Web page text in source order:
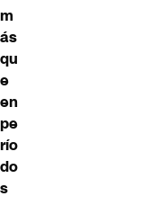
m
ás
qu
e
en
pe
río
do
s